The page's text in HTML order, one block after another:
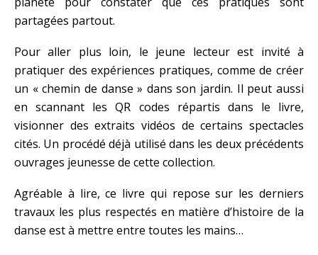
partagées partout.
Pour aller plus loin, le jeune lecteur est invité à
pratiquer des expériences pratiques, comme de créer
un « chemin de danse » dans son jardin. Il peut aussi
en scannant les QR codes répartis dans le livre,
visionner des extraits vidéos de certains spectacles
cités. Un procédé déjà utilisé dans les deux précédents
ouvrages jeunesse de cette collection.
Agréable à lire, ce livre qui repose sur les derniers
travaux les plus respectés en matière d’histoire de la
danse est à mettre entre toutes les mains…